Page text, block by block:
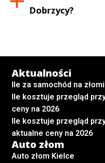
Dobrzycy?
Aktualności
Ile za samochód na
Ile kosztuje przegląd
ceny na 2026
Ile kosztuje przegląd
aktualne ceny na 2026
Auto złom
Auto złom Kielce